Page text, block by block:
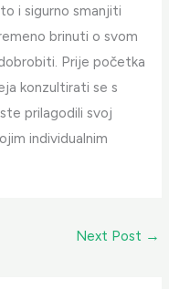
i sigurno smanjiti
brinuti o svom
Prije početka
konzultirati se s
prilagodili svoj
individualnim
Next Post →